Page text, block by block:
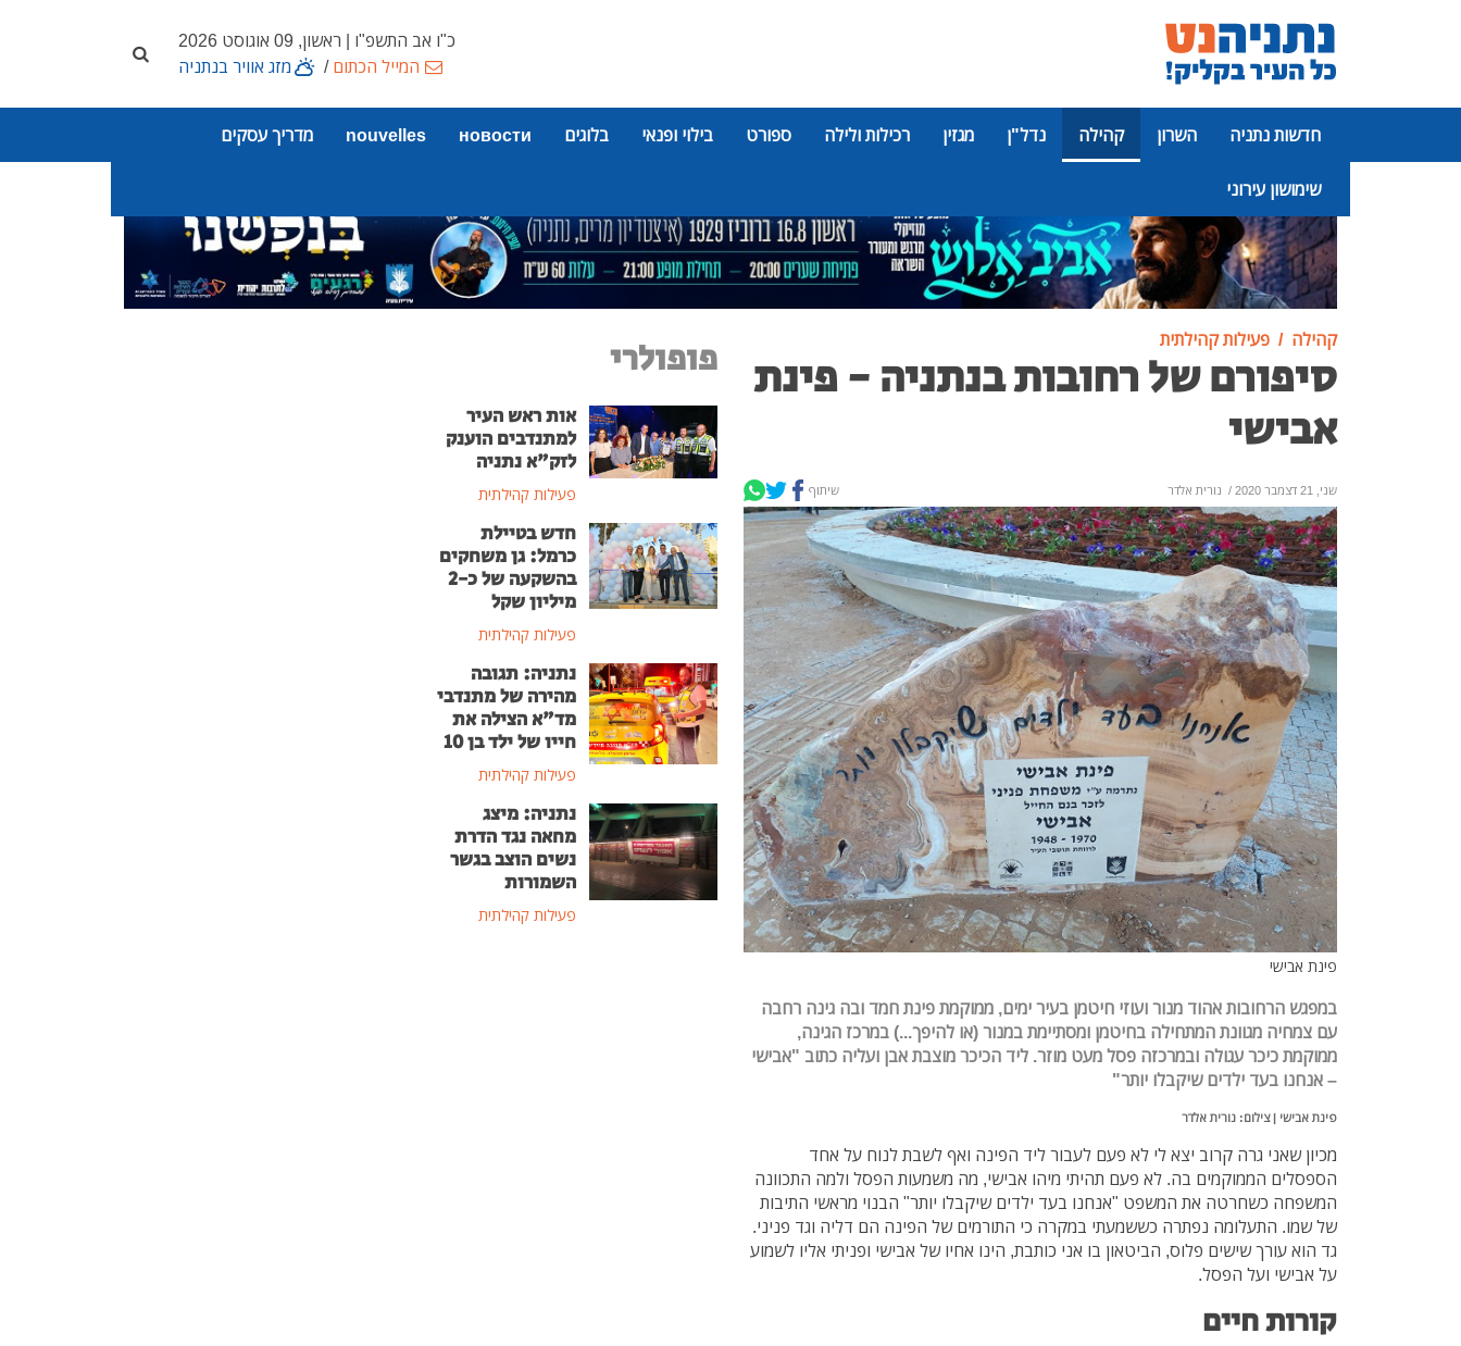
כ"ו אב התשפ"ו | ראשון, 09 אוגוסט 2026
המייל הכתום/ מזג אוויר בנתניה
חדשות נתניה השרון קהילה נדל"ן מגזין רכילות ולילה ספורט בילוי ופנאי בלוגים новости
nouvelles מדריך עסקים
שימושון עירוני
פרסומת
קהילה פעילות קהילתית
סיפורם של רחובות בנתניה - פינת
אבישי
שני, 21 דצמבר 2020 / נורית אלדר שיתוף
פינת אבישי
במפגש הרחובות אהוד מנור ועוזי חיטמן בעיר ימים, ממוקמת פינת חמד ובה גינה רחבה
עם צמחיה מגוונת המתחילה בחיטמן ומסתיימת במנור (או להיפך...) במרכז הגינה,
ממוקמת כיכר עגולה ובמרכזה פסל מעט מוזר. ליד הכיכר מוצבת אבן ועליה כתוב "אבישי
– אנחנו בעד ילדים שיקבלו יותר"
פינת אבישי | צילום: נורית אלדר
מכיון שאני גרה קרוב יצא לי לא פעם לעבור ליד הפינה ואף לשבת לנוח על אחד
הספסלים הממוקמים בה. לא פעם תהיתי מיהו אבישי, מה משמעות הפסל ולמה התכוונה
המשפחה כשחרטה את המשפט "אנחנו בעד ילדים שיקבלו יותר" הבנוי מראשי התיבות
של שמו. התעלומה נפתרה כששמעתי במקרה כי התורמים של הפינה הם דליה וגד פניני.
גד הוא עורך שישים פלוס, הביטאון בו אני כותבת, הינו אחיו של אבישי ופניתי אליו לשמוע
על אבישי ועל הפסל.
קורות חיים
פופולרי
אות ראש העיר
למתנדבים הוענק
לזק"א נתניה
פעילות קהילתית
חדש בטיילת
כרמל: גן משחקים
בהשקעה של כ-2
מיליון שקל
פעילות קהילתית
נתניה: תגובה
מהירה של מתנדבי
מד"א הצילה את
חייו של ילד בן 10
פעילות קהילתית
נתניה: מיצג
מחאה נגד הדרת
נשים הוצב בגשר
השמורות
פעילות קהילתית